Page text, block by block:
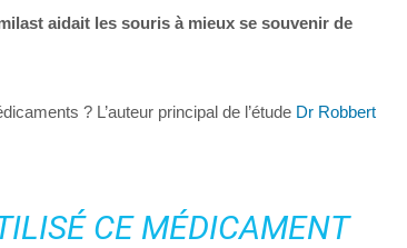
aidait les souris à mieux se souvenir de
? L’auteur principal de l’étude Dr Robbert
CE MÉDICAMENT